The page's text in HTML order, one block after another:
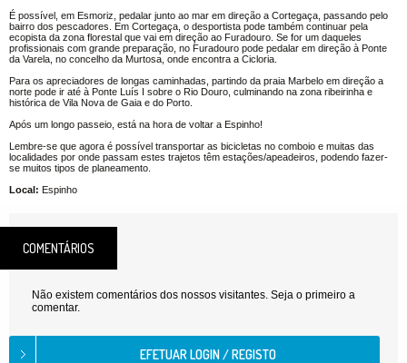
É possível, em Esmoriz, pedalar junto ao mar em direção a Cortegaça, passando pelo
bairro dos pescadores. Em Cortegaça, o desportista pode também continuar pela
ecopista da zona florestal que vai em direção ao Furadouro. Se for um daqueles
profissionais com grande preparação, no Furadouro pode pedalar em direção à Ponte
da Varela, no concelho da Murtosa, onde encontra a Cicloria.
Para os apreciadores de longas caminhadas, partindo da praia Marbelo em direção a
norte pode ir até à Ponte Luís I sobre o Rio Douro, culminando na zona ribeirinha e
histórica de Vila Nova de Gaia e do Porto.
Após um longo passeio, está na hora de voltar a Espinho!
Lembre-se que agora é possível transportar as bicicletas no comboio e muitas das
localidades por onde passam estes trajetos têm estações/apeadeiros, podendo fazer-
se muitos tipos de planeamento.
Local: Espinho
COMENTÁRIOS
Não existem comentários dos nossos visitantes. Seja o primeiro a
comentar.